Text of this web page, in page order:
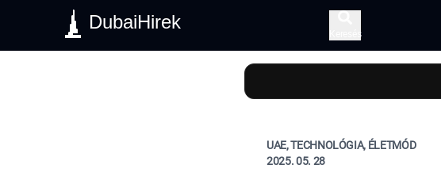
DubaiHirek
Keresés
UAE, TECHNOLÓGIA, ÉLETMÓD
2025. 05. 28